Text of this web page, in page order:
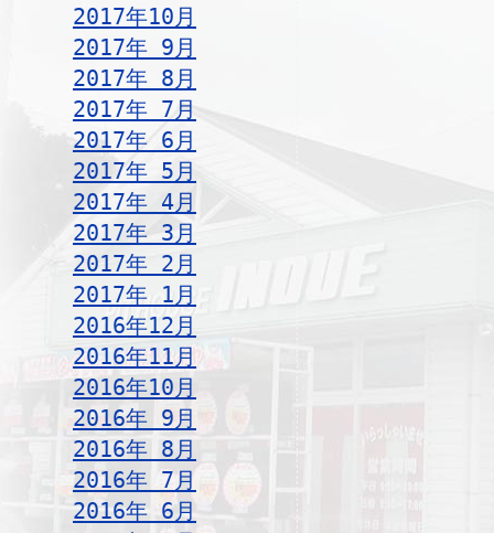
2017年10月
2017年 9月
2017年 8月
2017年 7月
2017年 6月
2017年 5月
2017年 4月
2017年 3月
2017年 2月
2017年 1月
2016年12月
2016年11月
2016年10月
2016年 9月
2016年 8月
2016年 7月
2016年 6月